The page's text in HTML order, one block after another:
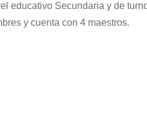
educativo Secundaria y de
y cuenta con 4 maestros.